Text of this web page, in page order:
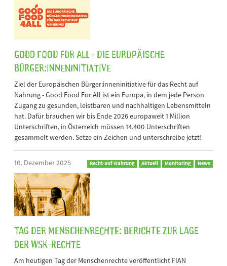
GOOD FOOD FOR ALL - Die Europäische
Bürger:inneninitiative
Ziel der Europäischen Bürger:inneninitiative für das Recht auf
Nahrung - Good Food For All ist ein Europa, in dem jede Person
Zugang zu gesunden, leistbaren und nachhaltigen Lebensmitteln
hat. Dafür brauchen wir bis Ende 2026 europaweit 1 Million
Unterschriften, in Österreich müssen 14.400 Unterschriften
gesammelt werden. Setze ein Zeichen und unterschreibe jetzt!
10. Dezember 2025 Recht-auf-Nahrung Aktuell Monitoring News
Tag der Menschenrechte: Berichte zur Lage
der WSK-Rechte
Am heutigen Tag der Menschenrechte veröffentlicht FIAN